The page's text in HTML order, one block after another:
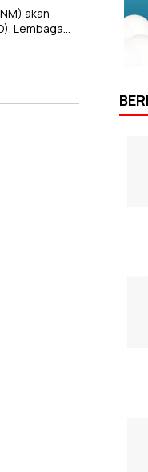
akan
Lembaga…